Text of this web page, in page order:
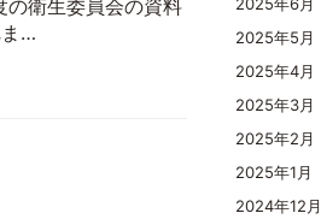
衛生委員会の資料
ま…
2025年5月
2025年4月
2025年3月
2025年2月
2025年1月
2024年12月